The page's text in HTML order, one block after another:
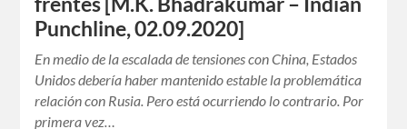
Punchline, 02.09.2020]
En medio de la escalada de tensiones con China, Estados
Unidos debería haber mantenido estable la problemática
relación con Rusia. Pero está ocurriendo lo contrario. Por
primera vez…